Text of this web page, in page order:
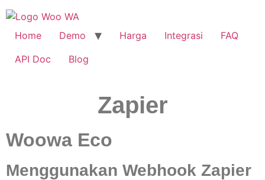
Home Demo Harga Integrasi
FAQ
API Doc
Blog
Zapier
Woowa Eco
Menggunakan Webhook Zapier